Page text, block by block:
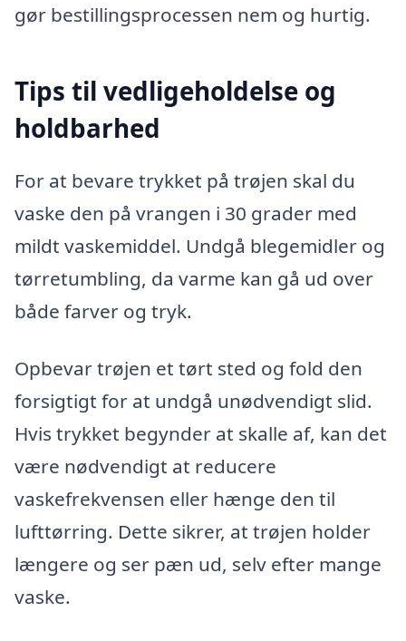
gør bestillingsprocessen nem og hurtig.
Tips til vedligeholdelse og
holdbarhed
For at bevare trykket på trøjen skal du
vaske den på vrangen i 30 grader med
mildt vaskemiddel. Undgå blegemidler og
tørretumbling, da varme kan gå ud over
både farver og tryk.
Opbevar trøjen et tørt sted og fold den
forsigtigt for at undgå unødvendigt slid.
Hvis trykket begynder at skalle af, kan det
være nødvendigt at reducere
vaskefrekvensen eller hænge den til
lufttørring. Dette sikrer, at trøjen holder
længere og ser pæn ud, selv efter mange
vaske.